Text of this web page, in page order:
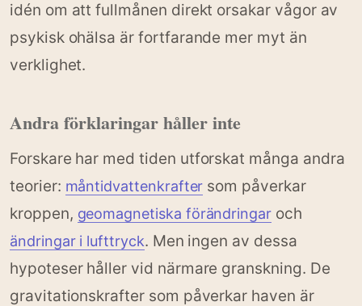
idén om att fullmånen direkt orsakar vågor av
psykisk ohälsa är fortfarande mer myt än
verklighet.
Andra förklaringar håller inte
Forskare har med tiden utforskat många andra
teorier: måntidvattenkrafter som påverkar
kroppen, geomagnetiska förändringar och
ändringar i lufttryck. Men ingen av dessa
hypoteser håller vid närmare granskning. De
gravitationskrafter som påverkar haven är